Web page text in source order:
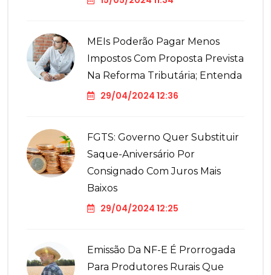
MEIs Poderão Pagar Menos
Impostos Com Proposta Prevista
Na Reforma Tributária; Entenda
29/04/2024 12:36
FGTS: Governo Quer Substituir
Saque-Aniversário Por
Consignado Com Juros Mais
Baixos
29/04/2024 12:25
Emissão Da NF-E É Prorrogada
Para Produtores Rurais Que